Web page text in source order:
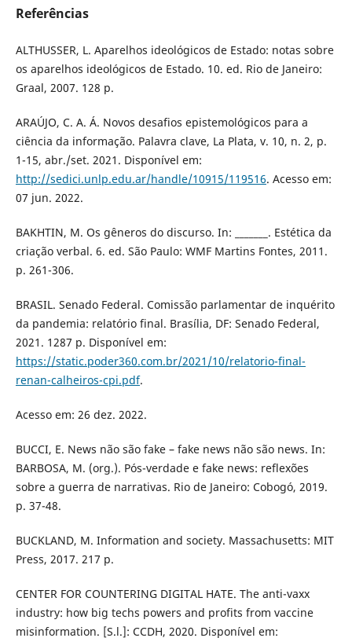
Referências
ALTHUSSER, L. Aparelhos ideológicos de Estado: notas sobre
os aparelhos ideológicos de Estado. 10. ed. Rio de Janeiro:
Graal, 2007. 128 p.
ARAÚJO, C. A. Á. Novos desafios epistemológicos para a
ciência da informação. Palavra clave, La Plata, v. 10, n. 2, p.
1-15, abr./set. 2021. Disponível em:
http://sedici.unlp.edu.ar/handle/10915/119516. Acesso em:
07 jun. 2022.
BAKHTIN, M. Os gêneros do discurso. In: _______. Estética da
criação verbal. 6. ed. São Paulo: WMF Martins Fontes, 2011.
p. 261-306.
BRASIL. Senado Federal. Comissão parlamentar de inquérito
da pandemia: relatório final. Brasília, DF: Senado Federal,
2021. 1287 p. Disponível em:
https://static.poder360.com.br/2021/10/relatorio-final-
renan-calheiros-cpi.pdf.
Acesso em: 26 dez. 2022.
BUCCI, E. News não são fake – fake news não são news. In:
BARBOSA, M. (org.). Pós-verdade e fake news: reflexões
sobre a guerra de narrativas. Rio de Janeiro: Cobogó, 2019.
p. 37-48.
BUCKLAND, M. Information and society. Massachusetts: MIT
Press, 2017. 217 p.
CENTER FOR COUNTERING DIGITAL HATE. The anti-vaxx
industry: how big techs powers and profits from vaccine
misinformation. [S.l.]: CCDH, 2020. Disponível em: